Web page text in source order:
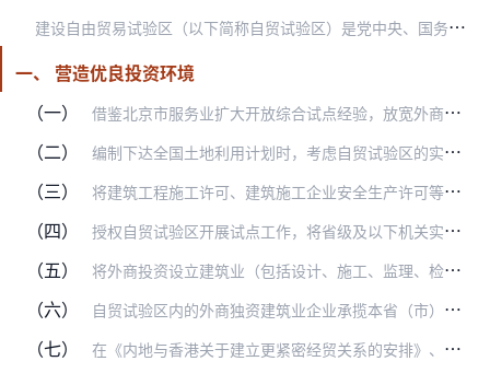
建
设自由贸易试验区（以下简称自贸试验区）是党中央、国务院在新形势下全面深化改革和扩大开放的战略举措。党的十九大报告强调要赋予自贸试验区更大改革自主权，为新时代自…
一、 营造优良投资环境
（一）
借鉴北京市服务业扩大开放综合试点经验，放宽外商投资建设工程设计企业外籍技术人员的比例要求、放宽人才中介机构限制。（负责部门：人力资源社会保障部、住房城乡建设部、…
（二） 编制下达全国土地利用计划时，考虑自贸试验区的实际情况，合理安排有关省（市）的用地计划；有关地方应优先支持自贸试验区建设，促进其健康有序发展。（负责部门：自然资源…
（三） 将建筑工程施工许可、建筑施工企业安全生产许可等工程审批类权限下放至自贸试验区。（负责部门：住房城乡建设部）
（四） 授权自贸试验区开展试点工作，将省级及以下机关实施的建筑企业资质申请、升级、增项许可改为实行告知承诺制。（负责部门：住房城乡建设部）
（五） 将外商投资设立建筑业（包括设计、施工、监理、检测、造价咨询等所有工程建设相关主体）资质许可的省级及以下审批权限下放至自贸试验区。（负责部门：住房城乡建设部）
（六） 自贸试验区内的外商独资建筑业企业承揽本省（市）的中外联合建设项目时，不受建设项目的中外方投资比例限制。（负责部门：住房城乡建设部）
（七） 在《内地与香港关于建立更紧密经贸关系的安排》、《内地与澳门关于建立更紧密经贸关系的安排》、《海峡两岸经济合作框架协议》下，对自贸试验区内的港澳台资建筑业企业，不…